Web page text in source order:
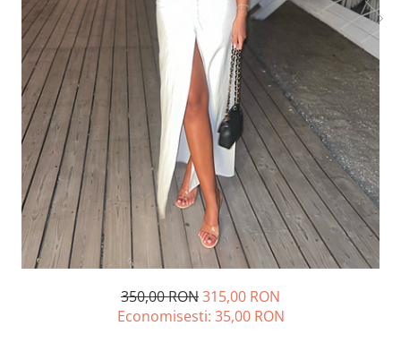
350,00 RON315,00 RON
Economisesti: 35,00 RON